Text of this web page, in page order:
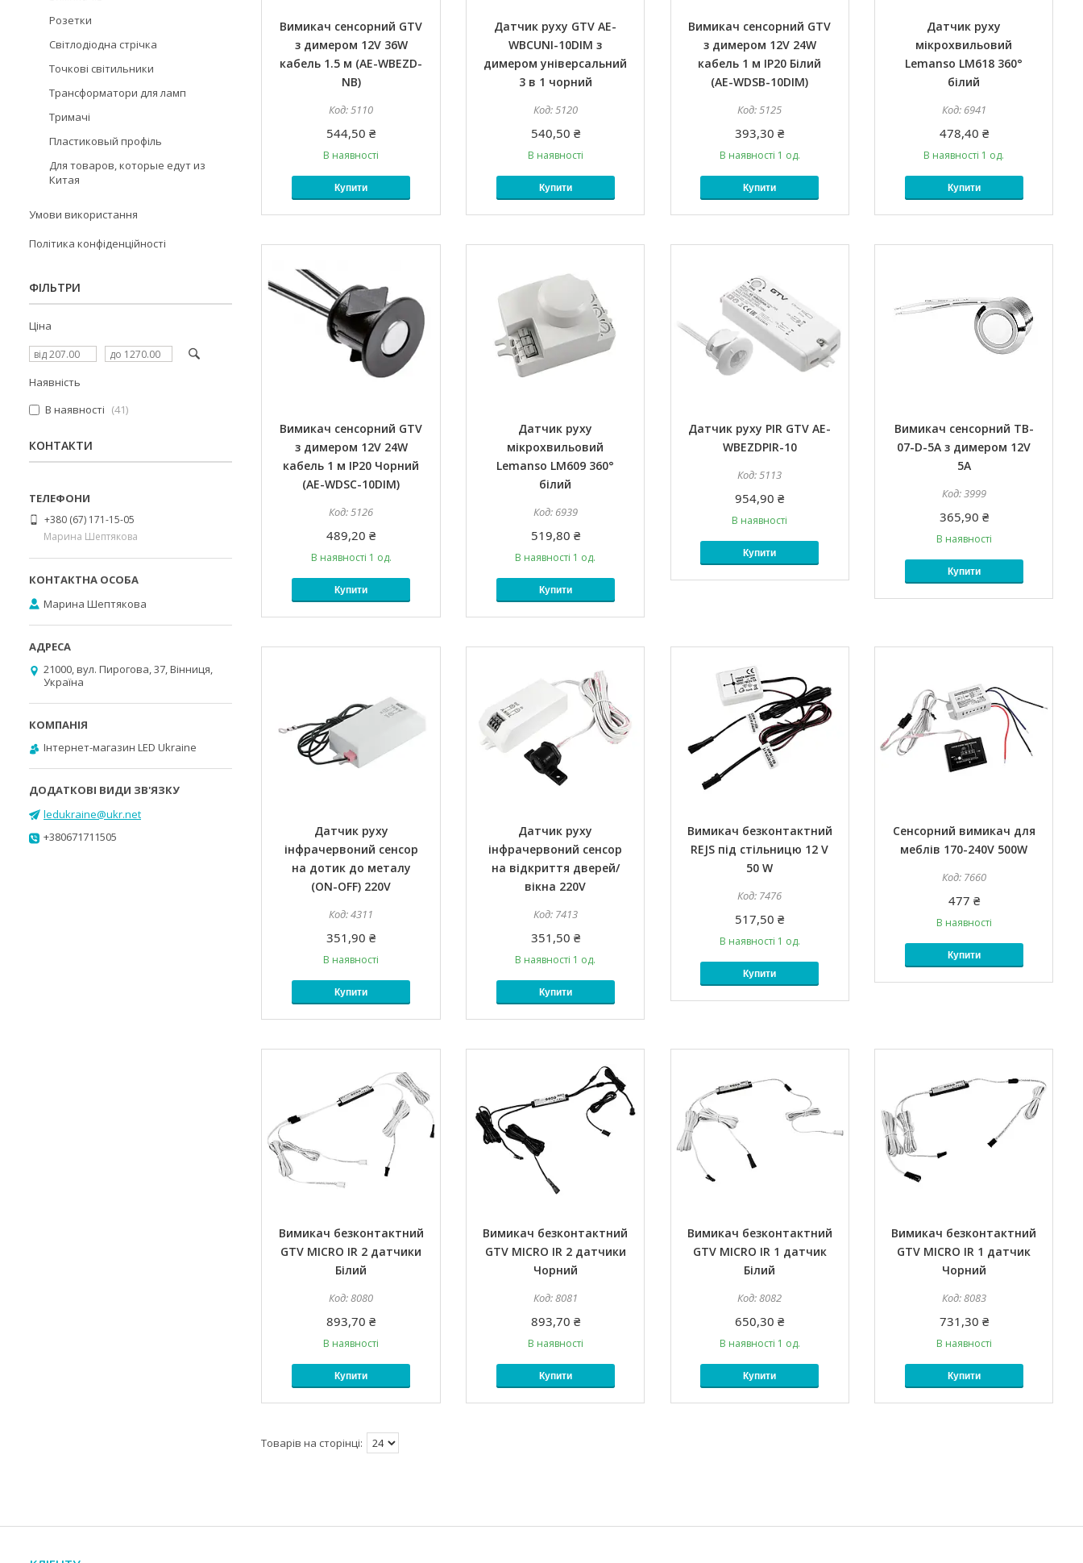
Вимикач сенсорний GTV
з димером 12V 36W
кабель 1.5 м (AE-WBEZD-
NB)
5110
544,50 ₴
В наявності
Купити
Датчик руху GTV AE-
WBCUNI-10DIM з
димером універсальний
3 в 1 чорний
5120
540,50 ₴
В наявності
Купити
Вимикач сенсорний GTV
з димером 12V 24W
кабель 1 м IP20 Білий
(AE-WDSB-10DIM)
5125
393,30 ₴
В наявності 1 од.
Купити
Датчик руху
мікрохвильовий
Lemanso LM618 360°
білий
6941
478,40 ₴
В наявності 1 од.
Купити
Вимикач сенсорний GTV
з димером 12V 24W
кабель 1 м IP20 Чорний
(AE-WDSC-10DIM)
5126
489,20 ₴
В наявності 1 од.
Купити
Датчик руху
мікрохвильовий
Lemanso LM609 360°
білий
6939
519,80 ₴
В наявності 1 од.
Купити
Датчик руху PIR GTV AE-
WBEZDPIR-10
5113
954,90 ₴
В наявності
Купити
Вимикач сенсорний TB-
07-D-5A з димером 12V
5A
3999
365,90 ₴
В наявності
Купити
Датчик руху
інфрачервоний сенсор
на дотик до металу
(ON-OFF) 220V
4311
351,90 ₴
В наявності
Купити
Датчик руху
інфрачервоний сенсор
на відкриття дверей/
вікна 220V
7413
351,50 ₴
В наявності 1 од.
Купити
Вимикач безконтактний
REJS під стільницю 12 V
50 W
7476
517,50 ₴
В наявності 1 од.
Купити
Сенсорний вимикач для
меблів 170-240V 500W
7660
477 ₴
В наявності
Купити
Вимикач безконтактний
GTV MICRO IR 2 датчики
Білий
8080
893,70 ₴
В наявності
Купити
Вимикач безконтактний
GTV MICRO IR 2 датчики
Чорний
8081
893,70 ₴
В наявності
Купити
Вимикач безконтактний
GTV MICRO IR 1 датчик
Білий
8082
650,30 ₴
В наявності 1 од.
Купити
Вимикач безконтактний
GTV MICRO IR 1 датчик
Чорний
8083
731,30 ₴
В наявності
Купити
Розетки
Світлодіодна стрічка
Точкові світильники
Трансформатори для ламп
Тримачі
Пластиковый профіль
Для товаров, которые едут из
Китая
Умови використання
Політика конфіденційності
ФІЛЬТРИ
Ціна
Наявність
В наявності
41
КОНТАКТИ
+380 (67) 171-15-05
Марина Шептякова
Марина Шептякова
21000, вул. Пирогова, 37, Вінниця,
Україна
Інтернет-магазин LED Ukraine
ledukraine@ukr.net
+380671711505